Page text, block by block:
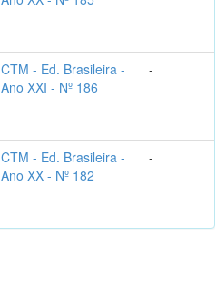
CTM - Ed. Brasileira -
Ano XXI - Nº 186
-
CTM - Ed. Brasileira -
Ano XX - Nº 182
-